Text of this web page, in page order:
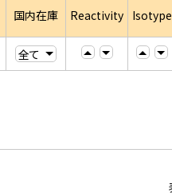
国内在庫 Reactivity Isotype